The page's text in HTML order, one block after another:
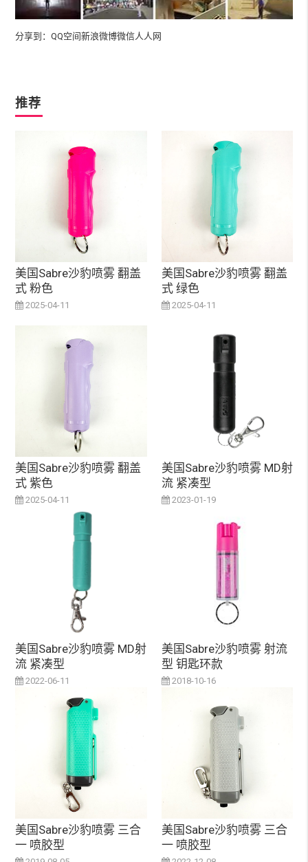
分享到：QQ空间新浪微博微信人人网
推荐
美国Sabre沙豹喷雾 翻盖
式 粉色
2025-04-11
美国Sabre沙豹喷雾 翻盖
式 绿色
2025-04-11
美国Sabre沙豹喷雾 翻盖
式 紫色
2025-04-11
美国Sabre沙豹喷雾 MD射
流 紧凑型
2023-01-19
美国Sabre沙豹喷雾 MD射
流 紧凑型
2022-06-11
美国Sabre沙豹喷雾 射流
型 钥匙环款
2018-10-16
美国Sabre沙豹喷雾 三合
一 喷胶型
美国Sabre沙豹喷雾 三合
一 喷胶型